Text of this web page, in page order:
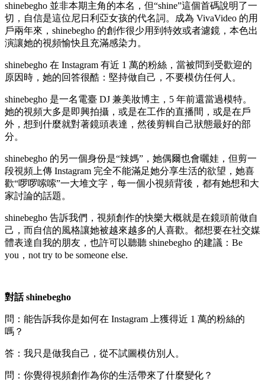
shinebegho 並非本期主角的本名，但“shine”這個首碼說明了一
切，自信是這位尼日利亞女孩的代名詞。成為 VivaVideo 的用
戶兩年來，shinebegho 的創作很少用到特效或者濾鏡，本色出
演讓她的視頻愉快且充滿感染力。
shinebegho 在 Instagram 有近 1 萬的粉絲，當被問到受歡迎的
原因時，她的回答很酷：堅持做自己，不要模仿任何人。
shinebegho 是一名電臺 DJ 兼美妝博主，5 年前還當過模特。
她的視頻大多是即興拍攝，或是在工作的直播間，或是在戶
外，想到什麼就對著鏡頭表達，然後剪輯自己狀態最好的部
分。
shinebegho 的另一個身份是“辣媽”，她偶爾也會曬娃，但剪一
段視頻上傳 Instagram 完全不能滿足她分享生活的欲望，她喜
歡“啰啰嗦嗦”一大堆文字，每一個小視頻背後，都有她想和大
家討論的話題。
shinebegho 告訴我們，視頻創作的快樂大概就是在鏡頭前做自
己，而自信的風格讓她被越來越多的人喜歡。都想要在社交媒
體表達自我的朋友，也許可以聽聽 shinebegho 的建議：Be
you，not try to be someone else.
對話 shinebegho
問：能告訴我你是如何在 Instagram 上獲得近 1 萬的粉絲的
嗎？
答：我只是做我自己，從不試圖模仿別人。
問：你覺得視頻創作為你的生活帶來了什麼變化？